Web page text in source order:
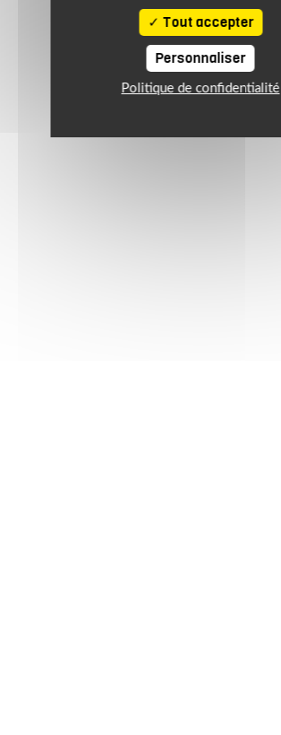
Tout accepter
Personnaliser
Politique de confidentialité